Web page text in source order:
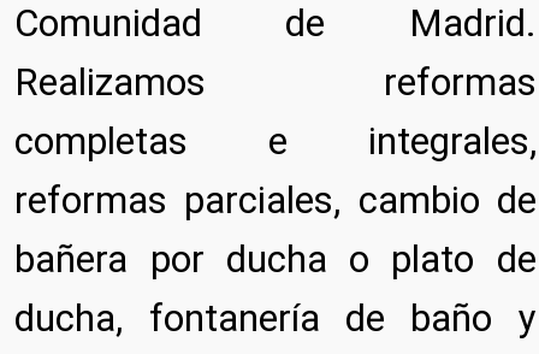
Comunidad de Madrid.
Realizamos reformas
completas e integrales,
reformas parciales, cambio de
bañera por ducha o plato de
ducha, fontanería de baño y